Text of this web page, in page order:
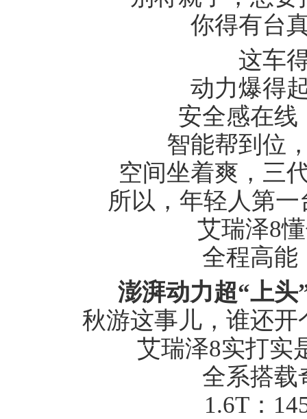
你得有台真
这车
动力爆得起
安全感在线
智能帮到位，
空间坐着爽，三代
所以，年轻人第一
艾瑞泽8懂
全程高能
澎湃动力超“上头
秋游这事儿，谁还开
艾瑞泽8实打实
全系搭载
1.6T：